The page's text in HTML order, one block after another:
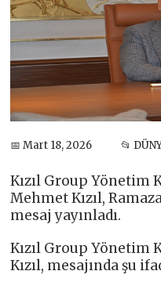
📅 Mart 18, 2026 📂
Kızıl Group Yönetim
Mehmet Kızıl,
mesaj yayınladı.
Kızıl Group Yönetim
Kızıl, mesajında şu